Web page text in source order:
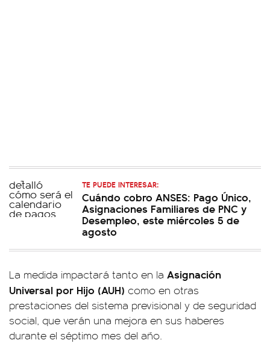
TE PUEDE INTERESAR:
Cuándo cobro ANSES: Pago Único,
Asignaciones Familiares de PNC y
Desempleo, este miércoles 5 de
agosto
La medida impactará tanto en la Asignación
Universal por Hijo (AUH) como en otras
prestaciones del sistema previsional y de seguridad
social, que verán una mejora en sus haberes
durante el séptimo mes del año.